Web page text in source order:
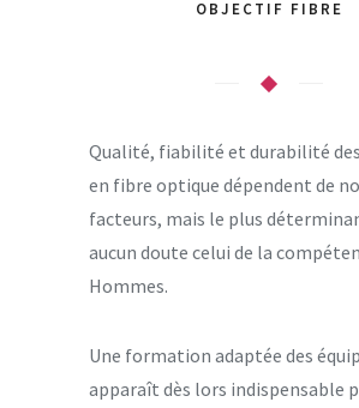
OBJECTIF FIBRE
Qualité, fiabilité et durabilité
en fibre optique dépendent de
facteurs, mais le plus
aucun doute celui de la
Hommes.
Une formation adaptée des
apparaît dès lors indispensable